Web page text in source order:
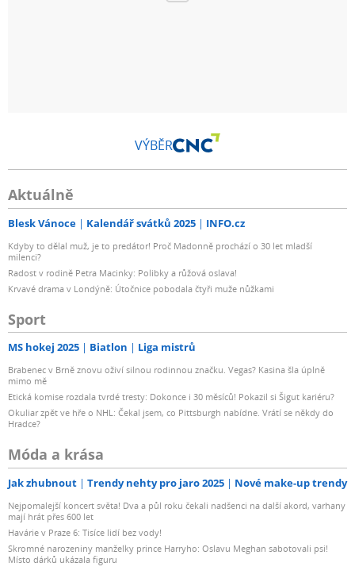
VÝBĚR
Aktuálně
Blesk Vánoce Kalendář svátků 2025 INFO.cz
Kdyby to dělal muž, je to predátor! Proč Madonně prochází o 30 let mladší
milenci?
Radost v rodině Petra Macinky: Polibky a růžová oslava!
Krvavé drama v Londýně: Útočnice pobodala čtyři muže nůžkami
Sport
MS hokej 2025 Biatlon Liga mistrů
Brabenec v Brně znovu oživí silnou rodinnou značku. Vegas? Kasina šla úplně
mimo mě
Etická komise rozdala tvrdé tresty: Dokonce i 30 měsíců! Pokazil si Šigut kariéru?
Okuliar zpět ve hře o NHL: Čekal jsem, co Pittsburgh nabídne. Vrátí se někdy do
Hradce?
Móda a krása
Jak zhubnout Trendy nehty pro jaro 2025 Nové make-up trendy
Nejpomalejší koncert světa! Dva a půl roku čekali nadšenci na další akord, varhany
mají hrát přes 600 let
Havárie v Praze 6: Tisíce lidí bez vody!
Skromné narozeniny manželky prince Harryho: Oslavu Meghan sabotovali psi!
Místo dárků ukázala figuru